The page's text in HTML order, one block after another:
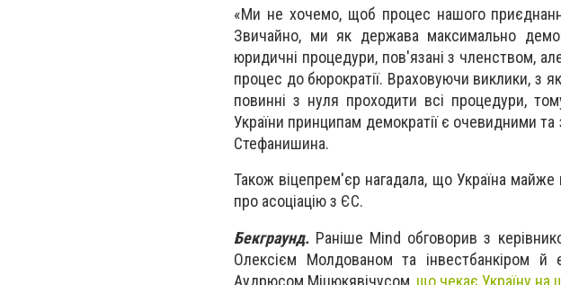
«Ми не хочемо, щоб процес нашого
Звичайно, ми як держава максимально
юридичні процедури, пов'язані з членством,
процес до бюрократії. Враховуючи виклики, з
повинні з нуля проходити всі процедури,
України принципам демократії є очевидними
Стефанишина.
Також віцепрем'єр нагадала, що Україна
про асоціацію з ЄС.
Бекграунд. Раніше Mind обговорив з
Олексієм Молдованом та інвестбанкіром й
Аудрюсом Міцюкявічусом, що чекає Україну на